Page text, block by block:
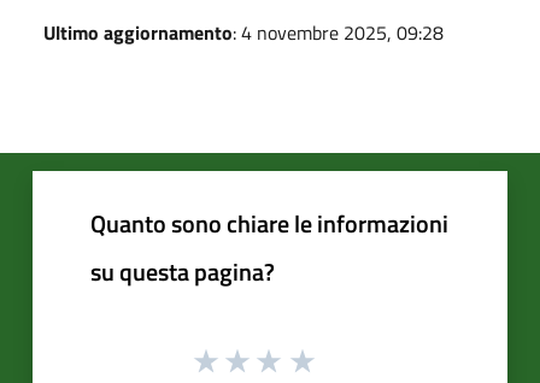
Ultimo aggiornamento: 4 novembre 2025, 09:28
Quanto sono chiare le informazioni
su questa pagina?